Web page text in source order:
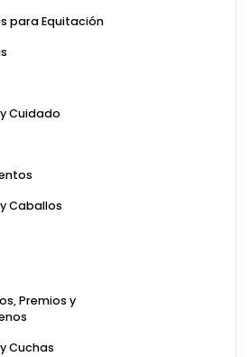
para Equitación
Cuidado
Caballos
Premios y
Cuchas